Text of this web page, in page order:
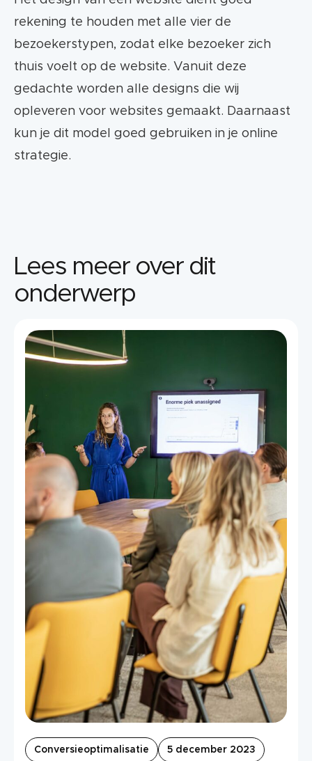
rekening te houden met alle vier de
bezoekerstypen, zodat elke bezoeker zich
thuis voelt op de website. Vanuit deze
gedachte worden alle designs die wij
opleveren voor websites gemaakt. Daarnaast
kun je dit model goed gebruiken in je online
strategie.
Lees meer over dit
onderwerp
Conversieoptimalisatie 5 december 2023